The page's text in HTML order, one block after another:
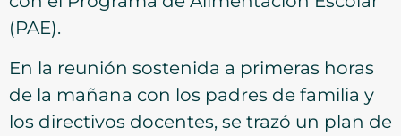
(PAE).
En la reunión sostenida a primeras horas
de la mañana con los padres de familia y
los directivos docentes, se trazó un plan de